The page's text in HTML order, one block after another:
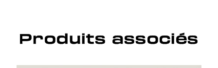
Produits associés